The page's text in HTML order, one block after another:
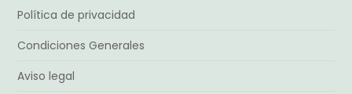
Política de privacidad
Condiciones Generales
Aviso legal